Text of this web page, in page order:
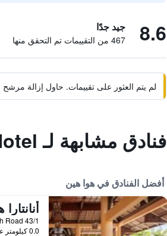
8.6 جيد جدًا
467 من التقييمات تم التحقق منها
لم يتم العثور على تقييمات. حاول إزالة
فنادق مشابهة لـ Puangpen Villa Hotel
أفضل الفنادق في هوا هين
43/1 Phetkasem Beach Road, هوا هين, تايلاند
0.0 كيلومتر عن وسط المدينة